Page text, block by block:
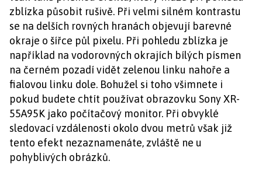
zblízka působit rušivě. Při velmi silném kontrastu
se na delších rovných hranách objevují barevné
okraje o šířce půl pixelu. Při pohledu zblízka je
například na vodorovných okrajích bílých písmen
na černém pozadí vidět zelenou linku nahoře a
fialovou linku dole. Bohužel si toho všimnete i
pokud budete chtít používat obrazovku Sony XR-
55A95K jako počítačový monitor. Při obvyklé
sledovací vzdálenosti okolo dvou metrů však již
tento efekt nezaznamenáte, zvláště ne u
pohyblivých obrázků.